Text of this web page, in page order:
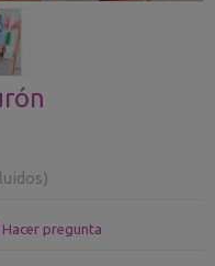
Hacer pregunta